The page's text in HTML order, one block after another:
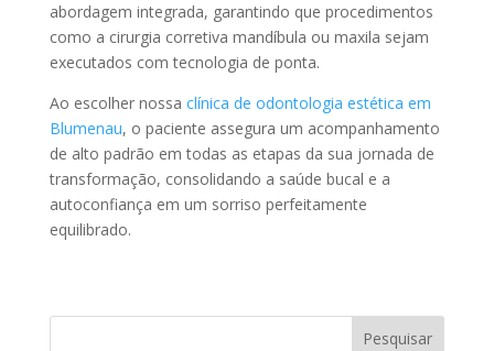
abordagem integrada, garantindo que procedimentos
como a cirurgia corretiva mandíbula ou maxila sejam
executados com tecnologia de ponta.
Ao escolher nossa clínica de odontologia estética em
Blumenau, o paciente assegura um acompanhamento
de alto padrão em todas as etapas da sua jornada de
transformação, consolidando a saúde bucal e a
autoconfiança em um sorriso perfeitamente
equilibrado.
Pesquisar